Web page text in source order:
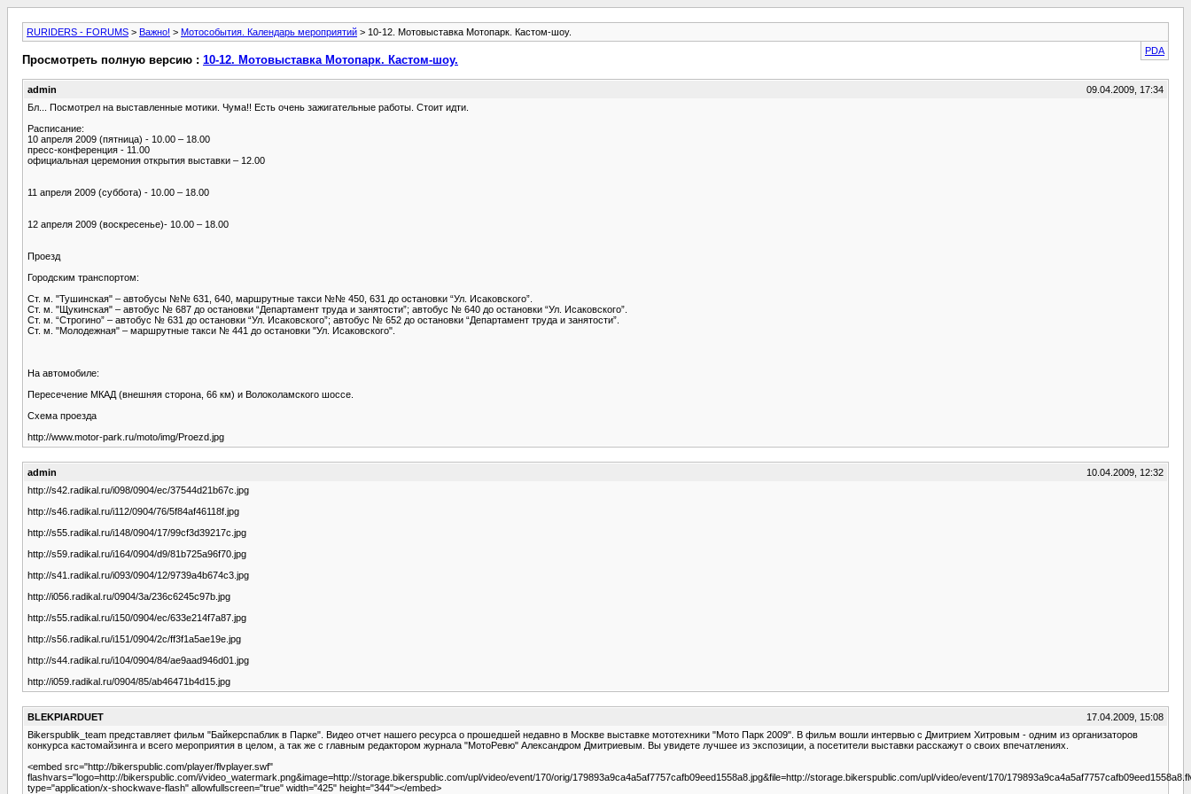
RURIDERS - FORUMS > Важно! > Мотособытия. Календарь мероприятий > 10-12. Мотовыставка Мотопарк. Кастом-шоу.
PDA
Просмотреть полную версию : 10-12. Мотовыставка Мотопарк. Кастом-шоу.
admin
09.04.2009, 17:34
Бл... Посмотрел на выставленные мотики. Чума!! Есть очень зажигательные работы. Стоит идти.
Расписание:
10 апреля 2009 (пятница) - 10.00 – 18.00
пресс-конференция - 11.00
официальная церемония открытия выставки – 12.00
11 апреля 2009 (суббота) - 10.00 – 18.00
12 апреля 2009 (воскресенье)- 10.00 – 18.00
Проезд
Городским транспортом:
Ст. м. "Тушинская" – автобусы №№ 631, 640, маршрутные такси №№ 450, 631 до остановки “Ул. Исаковского”.
Ст. м. "Щукинская" – автобус № 687 до остановки “Департамент труда и занятости”; автобус № 640 до остановки “Ул. Исаковского”.
Ст. м. “Строгино” – автобус № 631 до остановки “Ул. Исаковского”; автобус № 652 до остановки “Департамент труда и занятости”.
Ст. м. "Молодежная" – маршрутные такси № 441 до остановки "Ул. Исаковского".
На автомобиле:
Пересечение МКАД (внешняя сторона, 66 км) и Волоколамского шоссе.
Схема проезда
http://www.motor-park.ru/moto/img/Proezd.jpg
admin
10.04.2009, 12:32
http://s42.radikal.ru/i098/0904/ec/37544d21b67c.jpg
http://s46.radikal.ru/i112/0904/76/5f84af46118f.jpg
http://s55.radikal.ru/i148/0904/17/99cf3d39217c.jpg
http://s59.radikal.ru/i164/0904/d9/81b725a96f70.jpg
http://s41.radikal.ru/i093/0904/12/9739a4b674c3.jpg
http://i056.radikal.ru/0904/3a/236c6245c97b.jpg
http://s55.radikal.ru/i150/0904/ec/633e214f7a87.jpg
http://s56.radikal.ru/i151/0904/2c/ff3f1a5ae19e.jpg
http://s44.radikal.ru/i104/0904/84/ae9aad946d01.jpg
http://i059.radikal.ru/0904/85/ab46471b4d15.jpg
BLEKPIARDUET
17.04.2009, 15:08
Bikerspublik_team представляет фильм "Байкерспаблик в Парке". Видео отчет нашего ресурса о прошедшей недавно в Москве выставке мототехники "Moтo Парк 2009". В фильм вошли интервью с Дмитрием Хитровым - одним из организаторов
конкурса кастомайзинга и всего мероприятия в целом, а так же с главным редактором журнала "МотоРевю" Александром Дмитриевым. Вы увидете лучшее из экспозиции, а посетители выставки расскажут о своих впечатлениях.
<embed src="http://bikerspublic.com/player/flvplayer.swf"
flashvars="logo=http://bikerspublic.com/i/video_watermark.png&image=http://storage.bikerspublic.com/upl/video/event/170/orig/179893a9ca4a5af7757cafb09eed1558a8.jpg&file=http://storage.bikerspublic.com/upl/video/event/170/
type="application/x-shockwave-flash" allowfullscreen="true" width="425" height="344"></embed>